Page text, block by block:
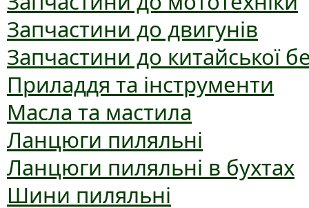
Запчастини до двигунів
Запчастини до китайської
Приладдя та інструменти
Масла та мастила
Ланцюги пиляльні
Ланцюги пиляльні в бухтах
Шини пиляльні